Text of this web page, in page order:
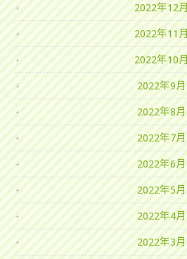
2022年12月
2022年11月
2022年10月
2022年9月
2022年8月
2022年7月
2022年6月
2022年5月
2022年4月
2022年3月